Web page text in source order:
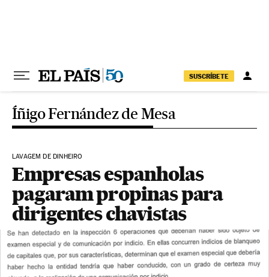
SUSCRÍBETE
Íñigo Fernández de Mesa
LAVAGEM DE DINHEIRO
Empresas espanholas
pagaram propinas para
dirigentes chavistas